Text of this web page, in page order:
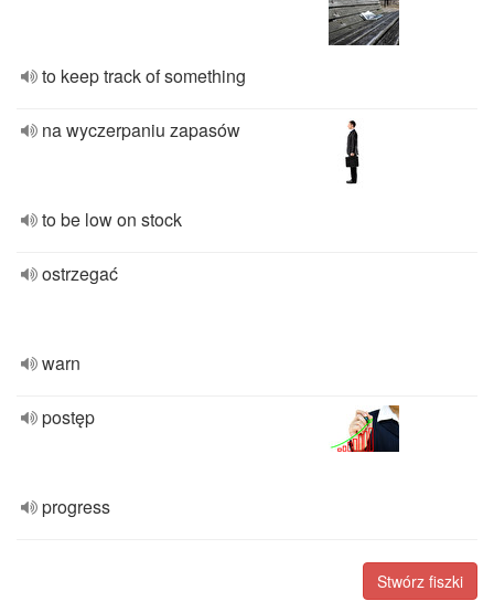
to keep track of something
na wyczerpaniu zapasów
to be low on stock
ostrzegać
warn
postęp
progress
Stwórz fiszki